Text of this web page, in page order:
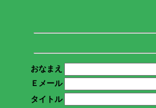
おなまえ
Ｅメール
タイトル